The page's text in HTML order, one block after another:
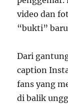
video dan
“bukti”
Dari
caption
fans yang
di balik